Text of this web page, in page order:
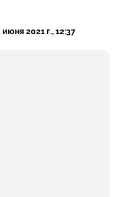
июня 2021 г., 12:37